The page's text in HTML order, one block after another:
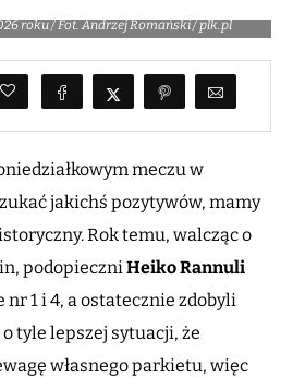
roku / Fot. Andrzej Romański / plk.pl
meczu w
jakichś pozytywów, mamy
Rok temu, walcząc o
podopieczniHeiko Rannuli
1 i 4, a ostatecznie zdobyli
tyle lepszej sytuacji, że
własnego parkietu, więc